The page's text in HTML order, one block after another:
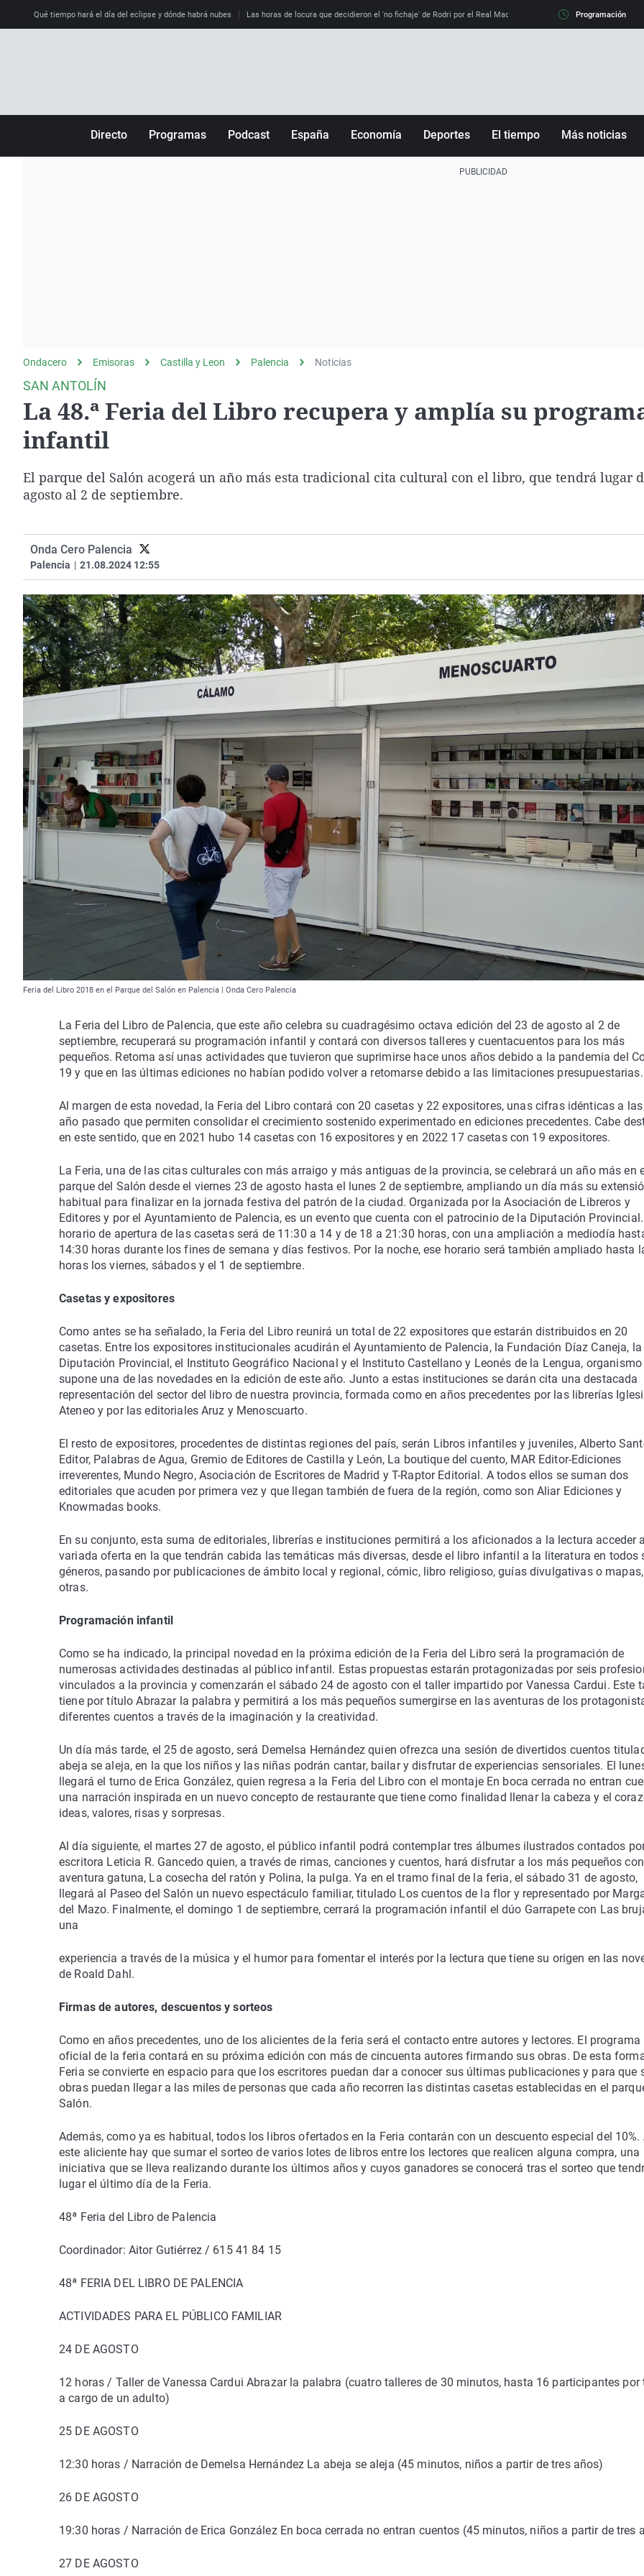
Qué tiempo hará el día del eclipse y dónde habrá nubes Las horas de locura que decidieron el 'no fichaje' de Rodri por el Real Madrid y su 'sí' al Barça La llamada
Programación
Directo Programas Podcast
Operación Viuda
Negra
España Economía Deportes El tiempo Más noticias
Ondacero Emisoras Castilla y Leon Palencia Noticias
SAN ANTOLÍN
La 48.ª Feria del Libro recupera y amplía su
infantil
El parque del Salón acogerá un año más esta tradicional cita cultural con el libro, que tendrá lugar
agosto al 2 de septiembre.
Onda Cero Palencia
Palencia | 21.08.2024 12:55
Feria del Libro 2018 en el Parque del Salón en Palencia | Onda Cero Palencia
La Feria del Libro de Palencia, que este año celebra su cuadragésimo octava edición del 23 de agosto al 2 de
septiembre, recuperará su programación infantil y contará con diversos talleres y cuentacuentos para los más
pequeños. Retoma así unas actividades que tuvieron que suprimirse hace unos años debido a la pandemia del
19 y que en las últimas ediciones no habían podido volver a retomarse debido a las limitaciones presupuestarias.
Al margen de esta novedad, la Feria del Libro contará con 20 casetas y 22 expositores, unas cifras idénticas a las
año pasado que permiten consolidar el crecimiento sostenido experimentado en ediciones precedentes. Cabe
en este sentido, que en 2021 hubo 14 casetas con 16 expositores y en 2022 17 casetas con 19 expositores.
La Feria, una de las citas culturales con más arraigo y más antiguas de la provincia, se celebrará un año más en
parque del Salón desde el viernes 23 de agosto hasta el lunes 2 de septiembre, ampliando un día más su
habitual para finalizar en la jornada festiva del patrón de la ciudad. Organizada por la Asociación de Libreros y
Editores y por el Ayuntamiento de Palencia, es un evento que cuenta con el patrocinio de la Diputación Provincial.
horario de apertura de las casetas será de 11:30 a 14 y de 18 a 21:30 horas, con una ampliación a mediodía
14:30 horas durante los fines de semana y días festivos. Por la noche, ese horario será también ampliado hasta
horas los viernes, sábados y el 1 de septiembre.
Casetas y expositores
Como antes se ha señalado, la Feria del Libro reunirá un total de 22 expositores que estarán distribuidos en 20
casetas. Entre los expositores institucionales acudirán el Ayuntamiento de Palencia, la Fundación Díaz Caneja, la
Diputación Provincial, el Instituto Geográfico Nacional y el Instituto Castellano y Leonés de la Lengua, organismo
supone una de las novedades en la edición de este año. Junto a estas instituciones se darán cita una destacada
representación del sector del libro de nuestra provincia, formada como en años precedentes por las librerías
Ateneo y por las editoriales Aruz y Menoscuarto.
El resto de expositores, procedentes de distintas regiones del país, serán Libros infantiles y juveniles, Alberto
Editor, Palabras de Agua, Gremio de Editores de Castilla y León, La boutique del cuento, MAR Editor-Ediciones
irreverentes, Mundo Negro, Asociación de Escritores de Madrid y T-Raptor Editorial. A todos ellos se suman dos
editoriales que acuden por primera vez y que llegan también de fuera de la región, como son Aliar Ediciones y
Knowmadas books.
En su conjunto, esta suma de editoriales, librerías e instituciones permitirá a los aficionados a la lectura acceder
variada oferta en la que tendrán cabida las temáticas más diversas, desde el libro infantil a la literatura en todos
géneros, pasando por publicaciones de ámbito local y regional, cómic, libro religioso, guías divulgativas o
otras.
Programación infantil
Como se ha indicado, la principal novedad en la próxima edición de la Feria del Libro será la programación de
numerosas actividades destinadas al público infantil. Estas propuestas estarán protagonizadas por seis
vinculados a la provincia y comenzarán el sábado 24 de agosto con el taller impartido por Vanessa Cardui. Este
tiene por título Abrazar la palabra y permitirá a los más pequeños sumergirse en las aventuras de los
diferentes cuentos a través de la imaginación y la creatividad.
Un día más tarde, el 25 de agosto, será Demelsa Hernández quien ofrezca una sesión de divertidos cuentos
abeja se aleja, en la que los niños y las niñas podrán cantar, bailar y disfrutar de experiencias sensoriales. El
llegará el turno de Erica González, quien regresa a la Feria del Libro con el montaje En boca cerrada no entran
una narración inspirada en un nuevo concepto de restaurante que tiene como finalidad llenar la cabeza y el
ideas, valores, risas y sorpresas.
Al día siguiente, el martes 27 de agosto, el público infantil podrá contemplar tres álbumes ilustrados contados
escritora Leticia R. Gancedo quien, a través de rimas, canciones y cuentos, hará disfrutar a los más pequeños
aventura gatuna, La cosecha del ratón y Polina, la pulga. Ya en el tramo final de la feria, el sábado 31 de agosto,
llegará al Paseo del Salón un nuevo espectáculo familiar, titulado Los cuentos de la flor y representado por
del Mazo. Finalmente, el domingo 1 de septiembre, cerrará la programación infantil el dúo Garrapete con Las
una
experiencia a través de la música y el humor para fomentar el interés por la lectura que tiene su origen en las
de Roald Dahl.
Firmas de autores, descuentos y sorteos
Como en años precedentes, uno de los alicientes de la feria será el contacto entre autores y lectores. El programa
oficial de la feria contará en su próxima edición con más de cincuenta autores firmando sus obras. De esta
Feria se convierte en espacio para que los escritores puedan dar a conocer sus últimas publicaciones y para que
obras puedan llegar a las miles de personas que cada año recorren las distintas casetas establecidas en el
Salón.
Además, como ya es habitual, todos los libros ofertados en la Feria contarán con un descuento especial del 10%.
este aliciente hay que sumar el sorteo de varios lotes de libros entre los lectores que realicen alguna compra, una
iniciativa que se lleva realizando durante los últimos años y cuyos ganadores se conocerá tras el sorteo que
lugar el último día de la Feria.
48ª Feria del Libro de Palencia
Coordinador: Aitor Gutiérrez / 615 41 84 15
48ª FERIA DEL LIBRO DE PALENCIA
ACTIVIDADES PARA EL PÚBLICO FAMILIAR
24 DE AGOSTO
12 horas / Taller de Vanessa Cardui Abrazar la palabra (cuatro talleres de 30 minutos, hasta 16 participantes por
a cargo de un adulto)
25 DE AGOSTO
12:30 horas / Narración de Demelsa Hernández La abeja se aleja (45 minutos, niños a partir de tres años)
26 DE AGOSTO
19:30 horas / Narración de Erica González En boca cerrada no entran cuentos (45 minutos, niños a partir de tres
27 DE AGOSTO